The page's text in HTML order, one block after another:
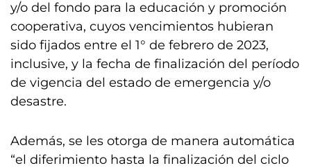
y/o del fondo para la educación y promoción
cooperativa, cuyos vencimientos hubieran
sido fijados entre el 1° de febrero de 2023,
inclusive, y la fecha de finalización del período
de vigencia del estado de emergencia y/o
desastre.
Además, se les otorga de manera automática
“el diferimiento hasta la finalización del ciclo